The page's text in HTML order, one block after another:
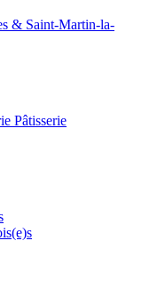
& Saint-Martin-la-
Pâtisserie